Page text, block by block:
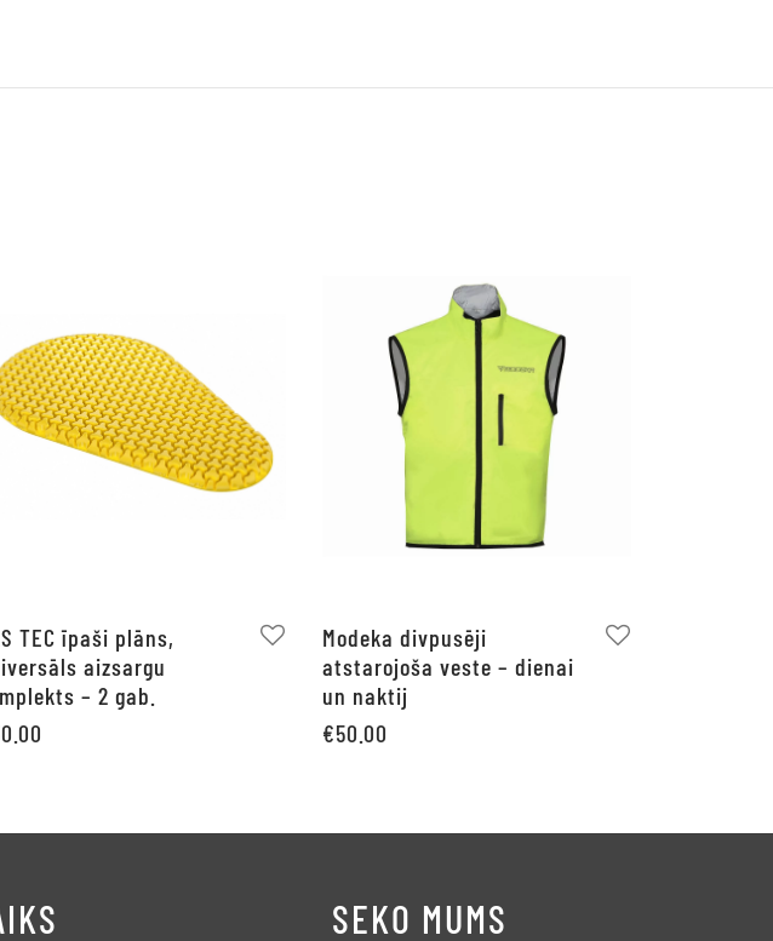
TEC īpaši plāns,
aizsargu
– 2 gab.
Modeka divpusēji
atstarojoša veste – dienai
un naktij
€50.00
SEKO MUMS